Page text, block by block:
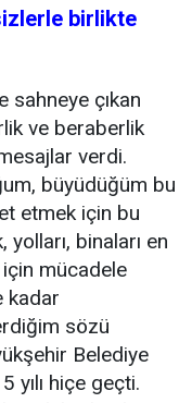
birlikte
sahneye çıkan
ve beraberlik
verdi.
büyüdüğüm bu
etmek için bu
binaları en
için mücadele
kadar
sözü
Belediye
yılı hiçe geçti.